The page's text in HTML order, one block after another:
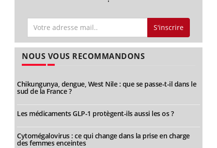
S'inscrire
NOUS VOUS RECOMMANDONS
Chikungunya, dengue, West Nile : que se passe-t-il dans le
sud de la France ?
Les médicaments GLP-1 protègent-ils aussi les os ?
Cytomégalovirus : ce qui change dans la prise en charge
des femmes enceintes